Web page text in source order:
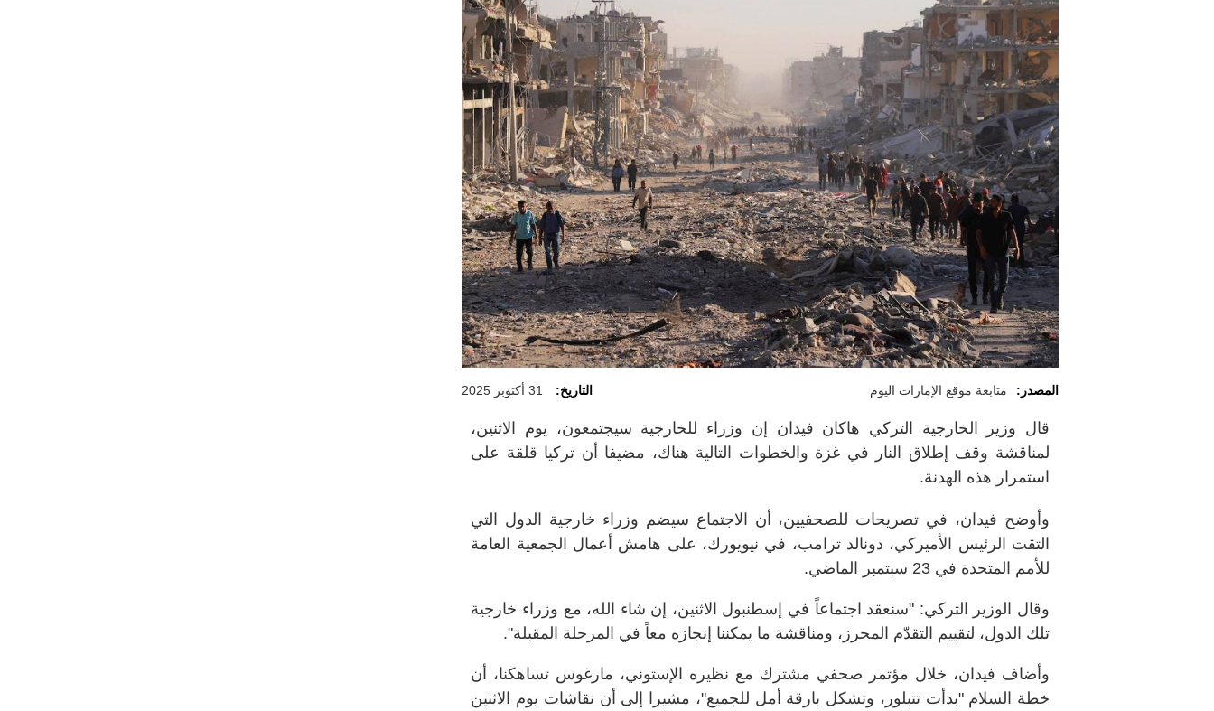
المصدر: متابعة موقع الإمارات اليوم التاريخ: 31 أكتوبر 2025
قال وزير الخارجية التركي هاكان فيدان إن وزراء للخارجية سيجتمعون، يوم الاثنين،
لمناقشة وقف إطلاق النار في غزة والخطوات التالية هناك، مضيفا أن تركيا قلقة على
استمرار هذه الهدنة.
وأوضح فيدان، في تصريحات للصحفيين، أن الاجتماع سيضم وزراء خارجية الدول التي
التقت الرئيس الأميركي، دونالد ترامب، في نيويورك، على هامش أعمال الجمعية العامة
للأمم المتحدة في 23 سبتمبر الماضي.
وقال الوزير التركي: "سنعقد اجتماعاً في إسطنبول الاثنين، إن شاء الله، مع وزراء خارجية
تلك الدول، لتقييم التقدّم المحرز، ومناقشة ما يمكننا إنجازه معاً في المرحلة المقبلة".
وأضاف فيدان، خلال مؤتمر صحفي مشترك مع نظيره الإستوني، مارغوس تساهكنا، أن
خطة السلام "بدأت تتبلور، وتشكل بارقة أمل للجميع"، مشيرا إلى أن نقاشات يوم الاثنين